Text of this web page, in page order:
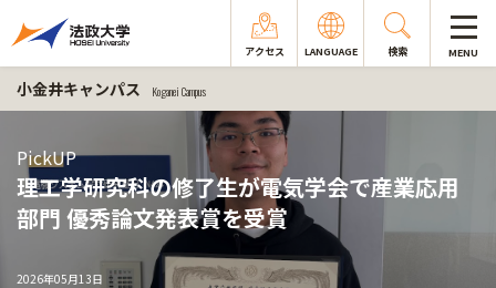
アクセス LANGUAGE 検索 MENU
小金井キャンパス Koganei Campus
PickUP
理工学研究科の修了生が電気学会で産業応用
部門 優秀論文発表賞を受賞
2026年05月13日